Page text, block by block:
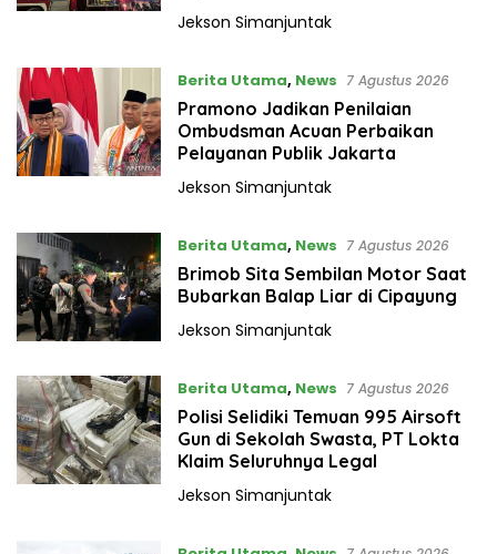
Jekson Simanjuntak
Berita Utama, News 7 Agustus 2026
Pramono Jadikan Penilaian
Ombudsman Acuan Perbaikan
Pelayanan Publik Jakarta
Jekson Simanjuntak
Berita Utama, News 7 Agustus 2026
Brimob Sita Sembilan Motor Saat
Bubarkan Balap Liar di Cipayung
Jekson Simanjuntak
Berita Utama, News 7 Agustus 2026
Polisi Selidiki Temuan 995 Airsoft
Gun di Sekolah Swasta, PT Lokta
Klaim Seluruhnya Legal
Jekson Simanjuntak